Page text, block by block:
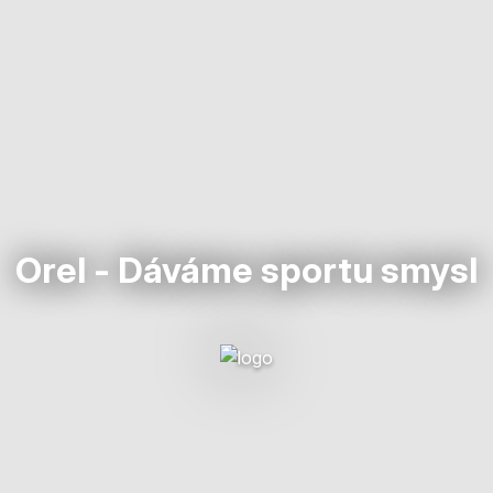
Orel - Dáváme sportu smysl